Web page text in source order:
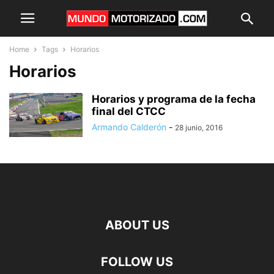
Home Tags Horarios
Horarios
Horarios y programa de la fecha
final del CTCC
Armando Calderón - 28 junio, 2016
ABOUT US
FOLLOW US